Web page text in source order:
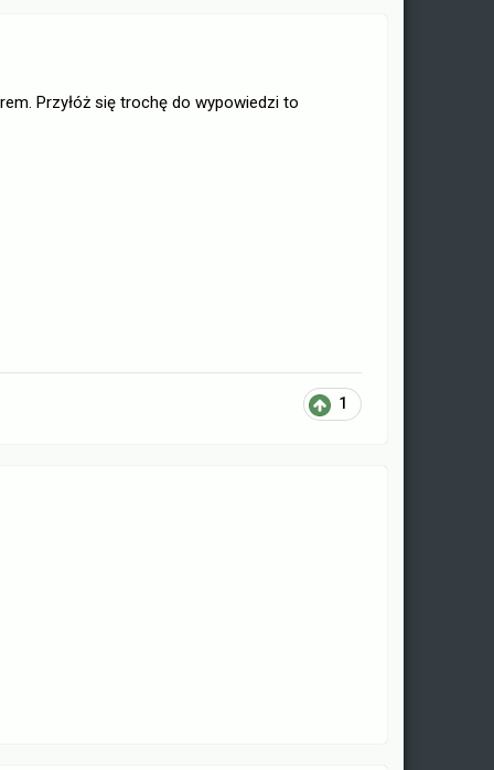
Przyłóż się trochę do wypowiedzi to
1